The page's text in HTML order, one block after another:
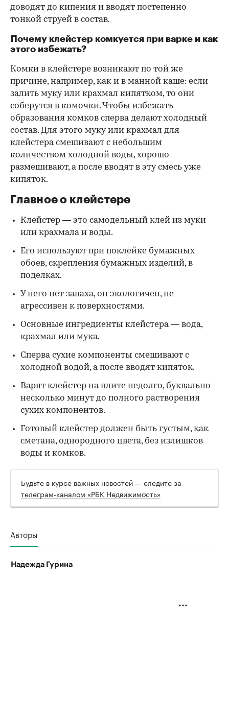
доводят до кипения и вводят постепенно
тонкой струей в состав.
Почему клейстер комкуется при варке и как
этого избежать?
Комки в клейстере возникают по той же
причине, например, как и в манной каше: если
залить муку или крахмал кипятком, то они
соберутся в комочки. Чтобы избежать
образования комков сперва делают холодный
состав. Для этого муку или крахмал для
клейстера смешивают с небольшим
количеством холодной воды, хорошо
размешивают, а после вводят в эту смесь уже
кипяток.
Главное о клейстере
Клейстер — это самодельный клей из муки
или крахмала и воды.
Его используют при поклейке бумажных
обоев, скрепления бумажных изделий, в
поделках.
У него нет запаха, он экологичен, не
агрессивен к поверхностями.
Основные ингредиенты клейстера — вода,
крахмал или мука.
Сперва сухие компоненты смешивают с
холодной водой, а после вводят кипяток.
Варят клейстер на плите недолго, буквально
несколько минут до полного растворения
сухих компонентов.
Готовый клейстер должен быть густым, как
сметана, однородного цвета, без излишков
воды и комков.
Будьте в курсе важных новостей — следите за
телеграм-каналом «РБК Недвижимость»
Авторы
Надежда Гурина